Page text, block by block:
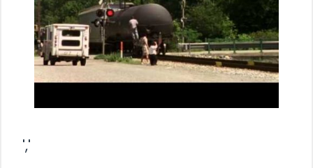
','